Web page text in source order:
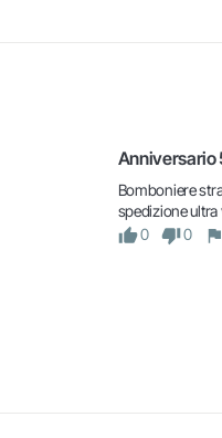
Anniversario
Bomboniere
spedizione ultra
0
0